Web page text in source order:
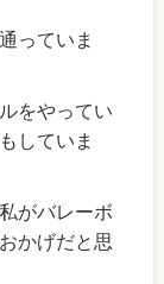
っていま
をやってい
していま
がバレーボ
かげだと思